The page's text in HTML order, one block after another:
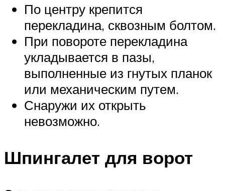
По центру крепится
перекладина, сквозным болтом.
При повороте перекладина
укладывается в пазы,
выполненные из гнутых планок
или механическим путем.
Снаружи их открыть
невозможно.
Шпингалет для ворот